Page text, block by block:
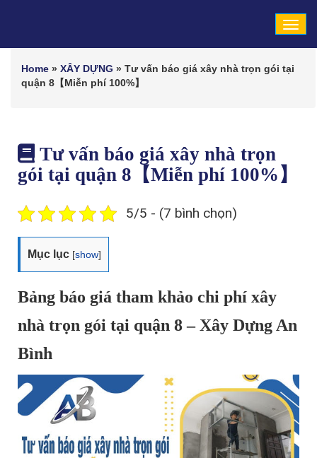
Home » XÂY DỰNG » Tư vấn báo giá xây nhà trọn gói tại
quận 8【Miễn phí 100%】
Tư vấn báo giá xây nhà trọn
gói tại quận 8【Miễn phí 100%】
5/5 - (7 bình chọn)
Mục lục [show]
Bảng báo giá tham khảo chi phí xây
nhà trọn gói tại quận 8 – Xây Dựng An
Bình